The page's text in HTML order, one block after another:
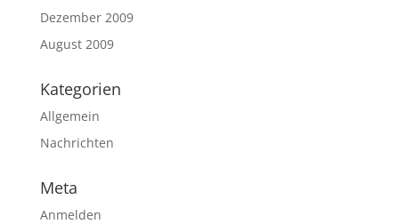
Dezember 2009
August 2009
Kategorien
Allgemein
Nachrichten
Meta
Anmelden